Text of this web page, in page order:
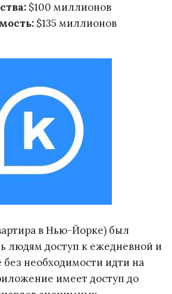
$100 миллионов
$135 миллионов
в Нью-Йорке) был
людям доступ к ежедневной и
без необходимости идти на
имеет доступ до